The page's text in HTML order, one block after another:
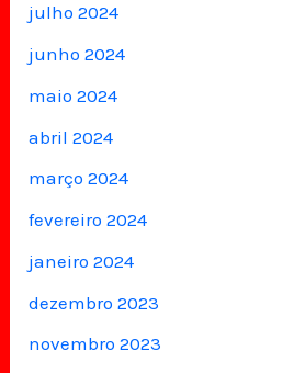
julho 2024
junho 2024
maio 2024
abril 2024
março 2024
fevereiro 2024
janeiro 2024
dezembro 2023
novembro 2023